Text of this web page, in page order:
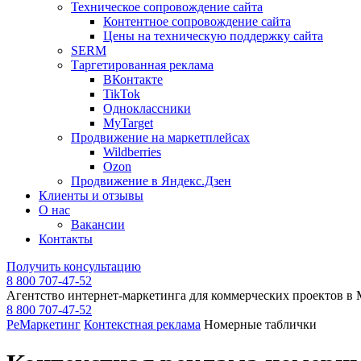
Техническое сопровождение сайта
Контентное сопровождение сайта
Цены на техническую поддержку сайта
SERM
Таргетированная реклама
ВКонтакте
TikTok
Одноклассники
MyTarget
Продвижение на маркетплейсах
Wildberries
Ozon
Продвижение в Яндекс.Дзен
Клиенты и отзывы
О нас
Вакансии
Контакты
Получить консультацию
8 800 707-47-52
Агентство интернет-маркетинга для коммерческих проектов в
8 800 707-47-52
РеМаркетинг Контекстная реклама Номерные таблички